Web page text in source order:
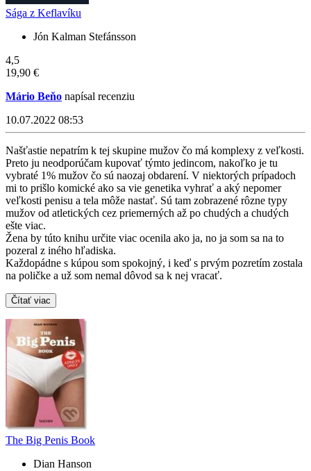
Sága z Keflavíku
Jón Kalman Stefánsson
4,5
19,90 €
Mário Beňo napísal recenziu
10.07.2022 08:53
Našťastie nepatrím k tej skupine mužov čo má komplexy z veľkosti.
Preto ju neodporúčam kupovať týmto jedincom, nakoľko je tu
vybraté 1% mužov čo sú naozaj obdarení. V niektorých prípadoch
mi to prišlo komické ako sa vie genetika vyhrať a aký nepomer
veľkosti penisu a tela môže nastať. Sú tam zobrazené rôzne typy
mužov od atletických cez priemerných až po chudých a chudých
ešte viac.
Žena by túto knihu určite viac ocenila ako ja, no ja som sa na to
pozeral z iného hľadiska.
Každopádne s kúpou som spokojný, i keď s prvým pozretím zostala
na poličke a už som nemal dôvod sa k nej vracať.
Čítať viac
The Big Penis Book
Dian Hanson